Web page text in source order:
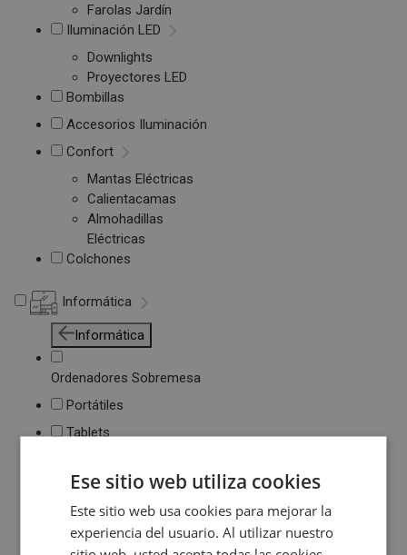
Farolas Jardín
Iluminación LED
Downlights
Proyectores LED
Bombillas
Accesorios Iluminación
Confort
Mantas Eléctricas
Calientacamas
Almohadillas
Eléctricas
Colchones
Informática
Informática
Ordenadores Sobremesa
Portátiles
Tablets
Ebook
Impresión
Impresoras de tinta
Ese sitio web utiliza cookies
Este sitio web usa cookies para mejorar la
experiencia del usuario. Al utilizar nuestro